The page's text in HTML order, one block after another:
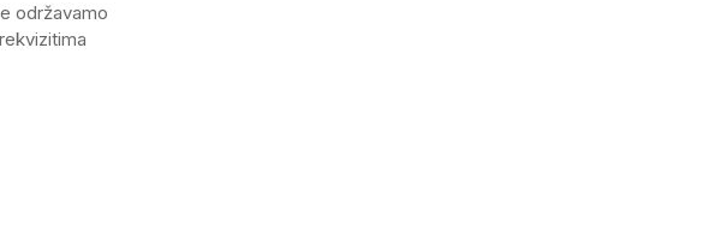
održavamo